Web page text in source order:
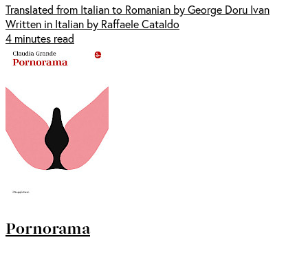
Translated from Italian to Romanian by George Doru Ivan
Written in Italian by Raffaele Cataldo
4 minutes read
Pornorama